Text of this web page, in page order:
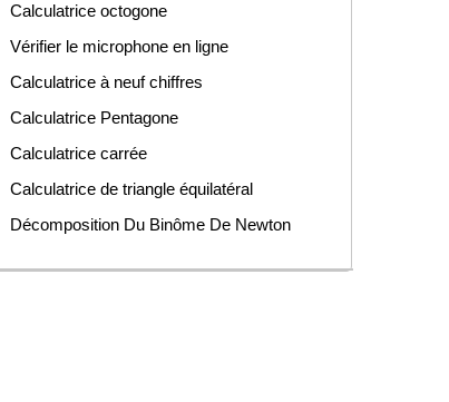
Calculatrice octogone
Vérifier le microphone en ligne
Calculatrice à neuf chiffres
Calculatrice Pentagone
Calculatrice carrée
Calculatrice de triangle équilatéral
Décomposition Du Binôme De Newton